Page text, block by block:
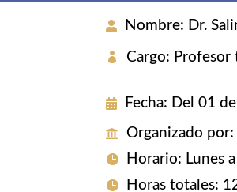
Nombre: Dr.
Cargo: Profesor
Fecha: Del 01
Organizado por:
Horario: Lunes
Horas totales: